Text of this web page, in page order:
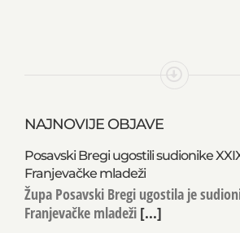
NAJNOVIJE OBJAVE
Posavski Bregi ugostili sudionike
Franjevačke mladeži
Župa Posavski Bregi ugostila je